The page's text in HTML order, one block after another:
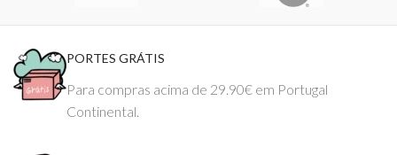
PORTES GRÁTIS
Para compras acima de 29.90€ em Portugal
Continental.